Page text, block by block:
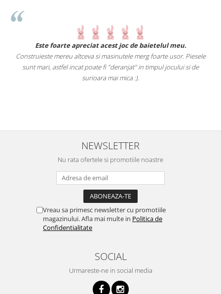
Este foarte apreciat acest joc de baietelul meu.
Construieste mereu altceva si masinutele merg foarte usor. Piesele
sunt mari, astfel incat poate fi "deranjat" in timpul jocului si de
surioara mai mica :).
NEWSLETTER
Nu rata ofertele si promotiile noastre
Vreau sa primesc newsletter cu promotiile
magazinului. Afla mai multe in Politica de
Confidentialitate
SOCIAL
Urmareste-ne in social media